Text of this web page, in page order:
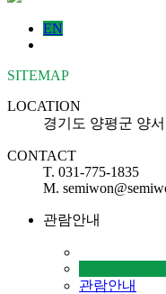
EN
SITEMAP
LOCATION
경기도 양평군 양
CONTACT
T. 031-775-1835
M.
관람안내
관람안내